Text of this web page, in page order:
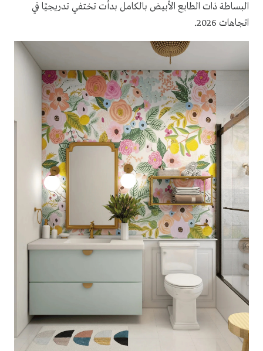
البساطة ذات الطابع الأبيض بالكامل بدأت تختفي تدريجيًا في
اتجاهات 2026.